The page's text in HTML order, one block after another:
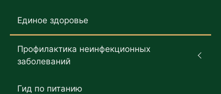
Единое здоровье
Профилактика неинфекционных
заболеваний
Гид по питанию